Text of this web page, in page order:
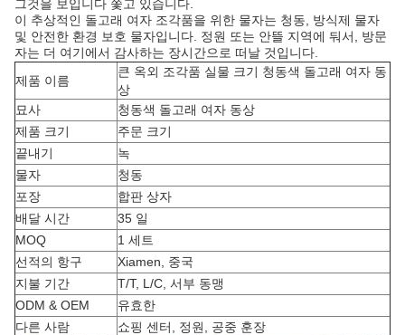
그것을 보입니다 쫓고 있습니다.
이 추상적인 돌고래 여자 조각품을 위한 물자는 청동, 방식제 물자
및 안전한 환경 보호 물자입니다. 정원 또는 안뜰 지역에 둬서, 방문
자는 더 여기에서 감사하는 장시간으로 떠날 것입니다.
제품 이름
큰 옥외 조각품 실물 크기 청동색 돌고래 여자 동
상
묘사
청동색 돌고래 여자 동상
제품 크기
주문 크기
끝내기
녹
물자
청동
포장
합판 상자
배달 시간
35 일
MOQ
1 세트
선적의 항구
Xiamen, 중국
지불 기간
T/T, L/C, 서부 동맹
ODM & OEM
유효한
다른 사람
쇼핑 센터, 정원, 공중 훈장